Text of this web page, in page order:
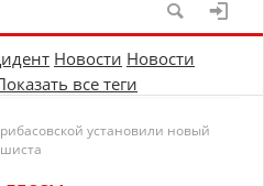
Новости Новости
все теги
установили новый